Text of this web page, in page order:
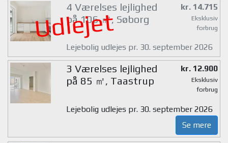
Udlejet
4 Værelses lejlighed
på 106 ㎡, Søborg
kr. 14.715
Eksklusiv
forbrug
Lejebolig udlejes pr. 30. september 2026
3 Værelses lejlighed
på 85 ㎡, Taastrup
kr. 12.900
Eksklusiv
forbrug
Lejebolig udlejes pr. 30. september 2026
Se mere